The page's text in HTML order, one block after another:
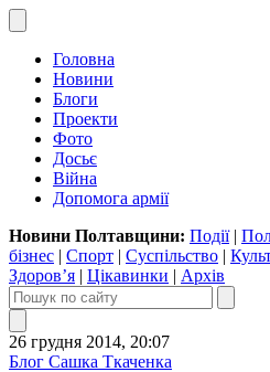
Головна
Новини
Блоги
Проекти
Фото
Досьє
Війна
Допомога армії
Новини Полтавщини: Події|
бізнес | Спорт | Суспільство |
Здоров’я | Цікавинки | Архів
26 грудня 2014, 20:07
Блог Сашка Ткаченка